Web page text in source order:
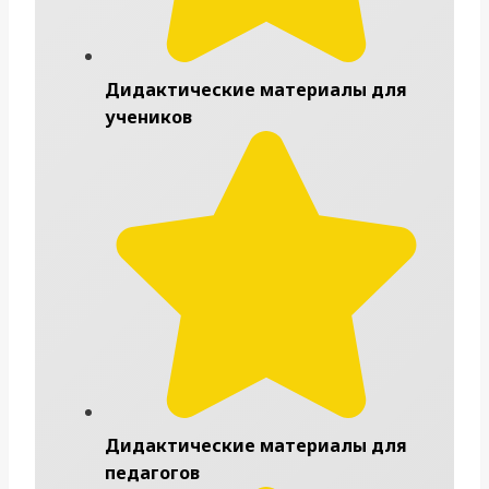
Дидактические материалы для
учеников
Дидактические материалы для
педагогов